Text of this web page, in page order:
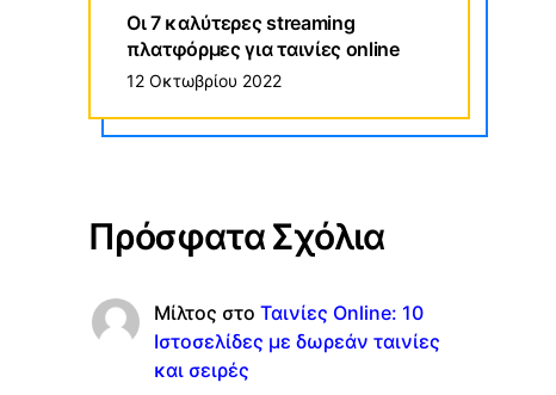
Οι 7 καλύτερες streaming
πλατφόρμες για ταινίες online
12 Οκτωβρίου 2022
Πρόσφατα Σχόλια
Μίλτος στο Ταινίες Online: 10
Ιστοσελίδες με δωρεάν ταινίες
και σειρές